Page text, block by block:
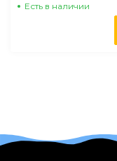
Есть в наличии